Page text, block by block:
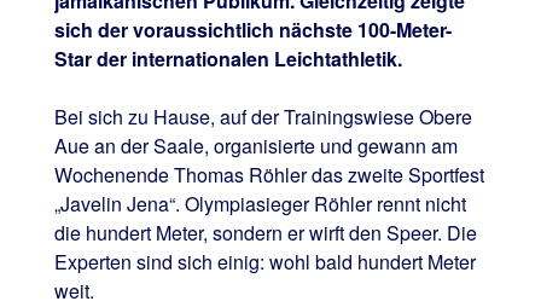
sich der voraussichtlich nächste 100-Meter-
Star der internationalen Leichtathletik.
Bei sich zu Hause, auf der Trainingswiese Obere
Aue an der Saale, organisierte und gewann am
Wochenende Thomas Röhler das zweite Sportfest
„Javelin Jena“. Olympiasieger Röhler rennt nicht
die hundert Meter, sondern er wirft den Speer. Die
Experten sind sich einig: wohl bald hundert Meter
weit.